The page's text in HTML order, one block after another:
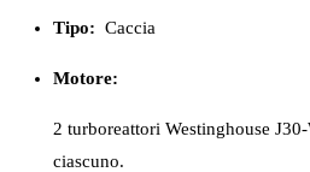
Tipo: Caccia
Motore:
2 turboreattori Westinghouse
ciascuno.